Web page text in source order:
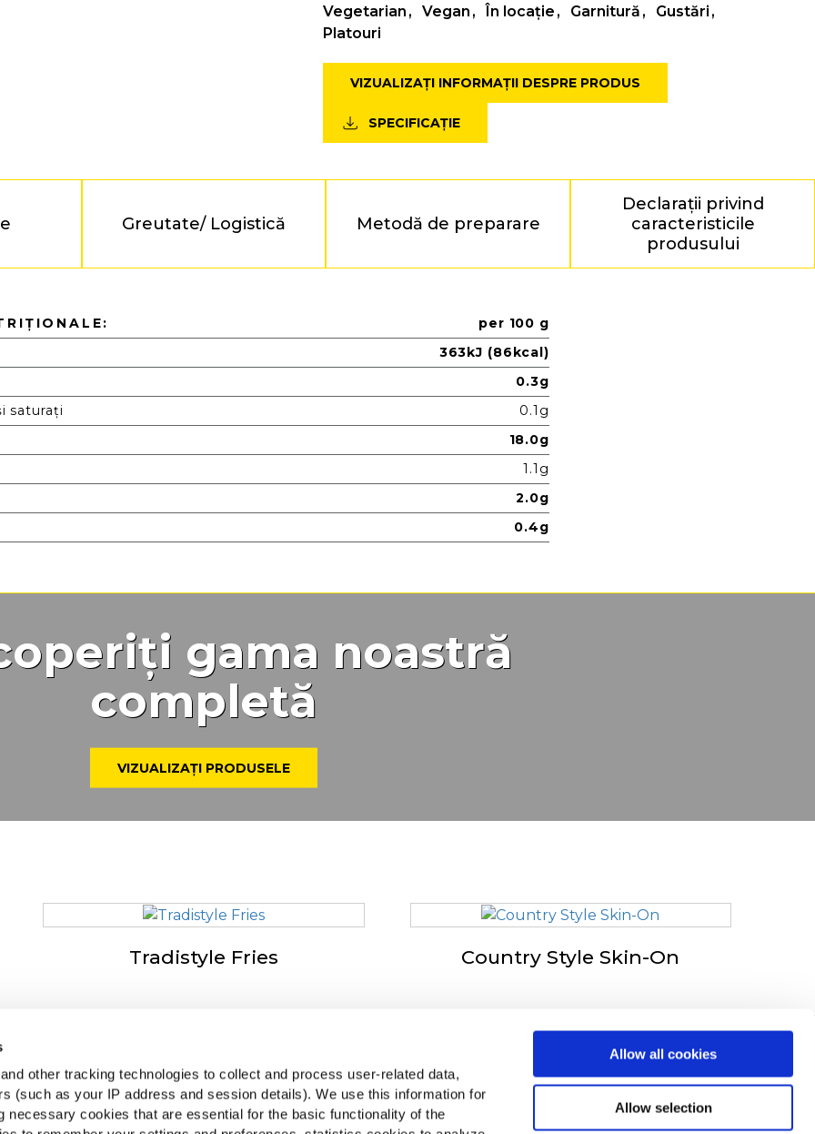
other tracking technologies to collect and process user-related data,
(such as your IP address and session details). We use this information for
necessary cookies that are essential for the basic functionality of the
Allow all cookies
Allow selection
Vegetarian
Vegan În locație Garnitură
Gustări
Platouri
VIZUALIZAȚI INFORMAȚII DESPRE PRODUS
SPECIFICAȚIE
Greutate/ Logistică Metodă de preparare
Declarații privind
caracteristicile
produsului
per 100 g
363kJ (86kcal)
0.3g
saturați
0.1g
18.0g
1.1g
2.0g
0.4g
gama noastră
completă
VIZUALIZAȚI PRODUSELE
Tradistyle Fries Country Style Skin-On
McCain
by Our Roots
de muncă
frecvente
Vedeți toate țările
Ne găsiți pe